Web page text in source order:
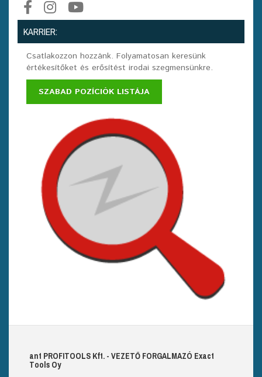
KARRIER:
Csatlakozzon hozzánk. Folyamatosan keresünk
értékesítőket és erősítést irodai szegmensünkre.
SZABAD POZÍCIÓK LISTÁJA
ant PROFITOOLS Kft. - VEZETŐ FORGALMAZÓ Exact
Tools Oy